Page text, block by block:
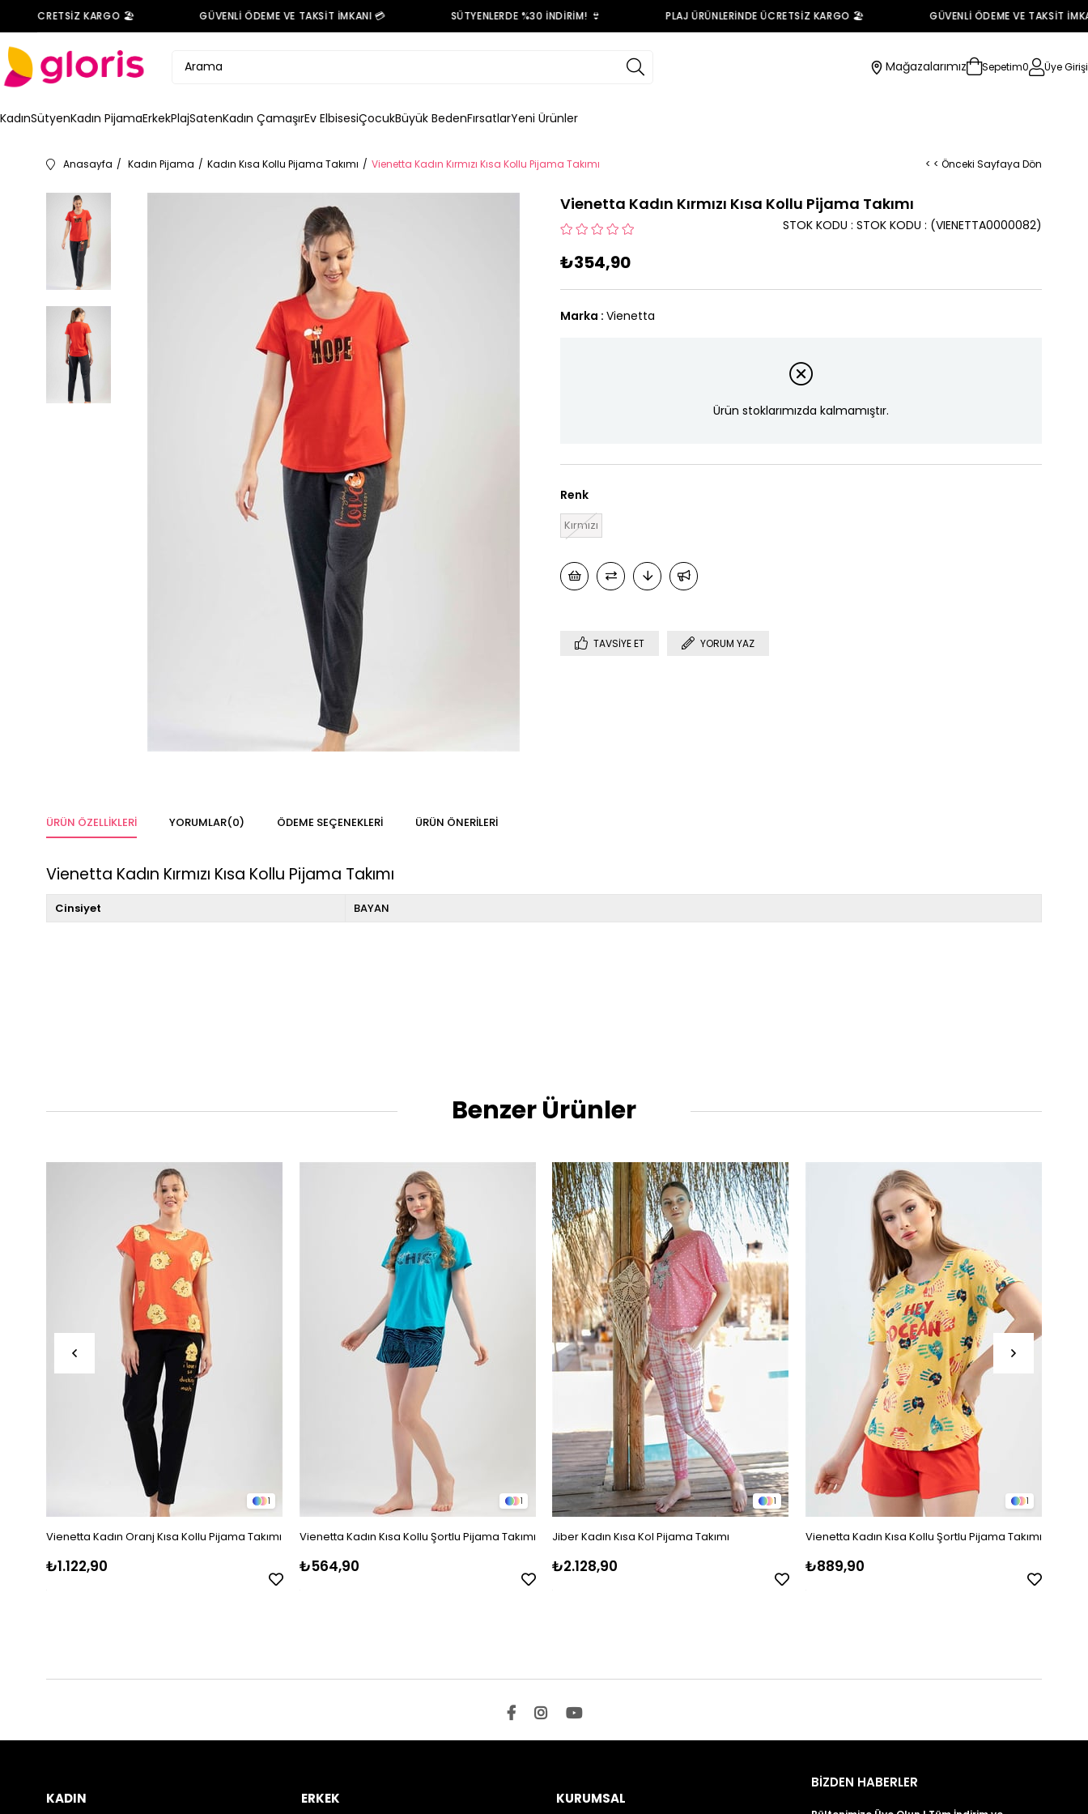
ÜCRETSİZ KARGO 🏖️ GÜVENLİ ÖDEME VE TAKSİT İMKANI 💳 SÜTYENLERDE %30 İNDİRİM! 👙 PLAJ ÜRÜNLERİNDE ÜCRETSİZ KARGO 🏖️ GÜVENLİ ÖDEME VE TAKSİT
Mağazalarımız Sepetim0 Üye Girişi
KadınSütyenKadın PijamaErkekPlajSatenKadın ÇamaşırEv ElbisesiÇocukBüyük BedenFırsatlarYeni Ürünler
Anasayfa Kadın Pijama Kadın Kısa Kollu Pijama Takımı Vienetta Kadın Kırmızı Kısa Kollu Pijama Takımı < < Önceki Sayfaya Dön
Vienetta Kadın Kırmızı Kısa Kollu Pijama Takımı
(VIENETTA0000082)
STOK KODU STOK KODU
₺354,90
Marka : Vienetta
Ürün stoklarımızda kalmamıştır.
Renk
Kırmızı
TAVSIYE ET YORUM YAZ
ÜRÜN ÖZELLIKLERI YORUMLAR(0) ÖDEME SEÇENEKLERI ÜRÜN ÖNERILERI
Vienetta Kadın Kırmızı Kısa Kollu Pijama Takımı
Cinsiyet BAYAN
Benzer Ürünler
1
Vienetta Kadın Oranj Kısa Kollu Pijama Takımı
₺1.122,90
1
Vienetta Kadın Kısa Kollu Şortlu Pijama Takımı
₺564,90
1
Jiber Kadın Kısa Kol Pijama Takımı
₺2.128,90
1
Vienetta Kadın Kısa Kollu Şortlu Pijama Takımı
₺889,90
KADIN ERKEK KURUMSAL
BİZDEN HABERLER